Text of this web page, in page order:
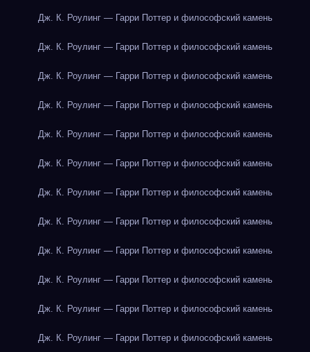
Дж. К. Роулинг — Гарри Поттер и философский камень
Дж. К. Роулинг — Гарри Поттер и философский камень
Дж. К. Роулинг — Гарри Поттер и философский камень
Дж. К. Роулинг — Гарри Поттер и философский камень
Дж. К. Роулинг — Гарри Поттер и философский камень
Дж. К. Роулинг — Гарри Поттер и философский камень
Дж. К. Роулинг — Гарри Поттер и философский камень
Дж. К. Роулинг — Гарри Поттер и философский камень
Дж. К. Роулинг — Гарри Поттер и философский камень
Дж. К. Роулинг — Гарри Поттер и философский камень
Дж. К. Роулинг — Гарри Поттер и философский камень
Дж. К. Роулинг — Гарри Поттер и философский камень